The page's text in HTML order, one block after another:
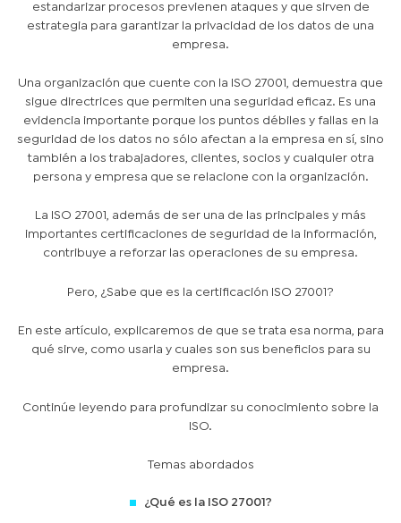
estandarizar procesos previenen ataques y que sirven de
estrategia para garantizar la privacidad de los datos de una
empresa.
Una organización que cuente con la ISO 27001, demuestra que
sigue directrices que permiten una seguridad eficaz. Es una
evidencia importante porque los puntos débiles y fallas en la
seguridad de los datos no sólo afectan a la empresa en sí, sino
también a los trabajadores, clientes, socios y cualquier otra
persona y empresa que se relacione con la organización.
La ISO 27001, además de ser una de las principales y más
importantes certificaciones de seguridad de la información,
contribuye a reforzar las operaciones de su empresa.
Pero, ¿Sabe que es la certificación ISO 27001?
En este artículo, explicaremos de que se trata esa norma, para
qué sirve, como usarla y cuales son sus beneficios para su
empresa.
Continúe leyendo para profundizar su conocimiento sobre la
ISO.
Temas abordados
¿Qué es la ISO 27001?